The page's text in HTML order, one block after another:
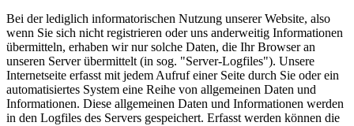
Bei der lediglich informatorischen Nutzung unserer Website, also
wenn Sie sich nicht registrieren oder uns anderweitig Informationen
übermitteln, erhaben wir nur solche Daten, die Ihr Browser an
unseren Server übermittelt (in sog. "Server-Logfiles"). Unsere
Internetseite erfasst mit jedem Aufruf einer Seite durch Sie oder ein
automatisiertes System eine Reihe von allgemeinen Daten und
Informationen. Diese allgemeinen Daten und Informationen werden
in den Logfiles des Servers gespeichert. Erfasst werden können die